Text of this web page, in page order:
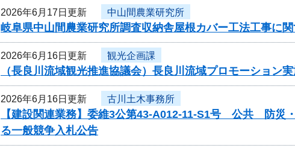
2026年6月17日更新 中山間農業研究所
岐阜県中山間農業研究所調査収納舎屋根カバー工法工事に
2026年6月16日更新 観光企画課
（長良川流域観光推進協議会）長良川流域プロモーション
2026年6月16日更新 古川土木事務所
【建設関連業務】委維3公第43-A012-11-S1号 公共 防災
る一般競争入札公告